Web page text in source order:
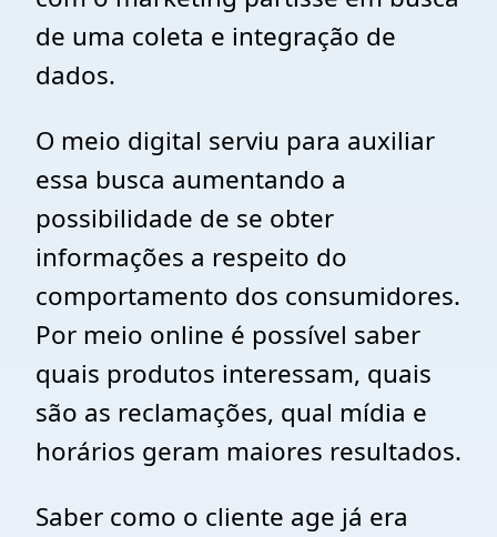
de uma coleta e integração de
dados.
O meio digital serviu para auxiliar
essa busca aumentando a
possibilidade de se obter
informações a respeito do
comportamento dos consumidores.
Por meio online é possível saber
quais produtos interessam, quais
são as reclamações, qual mídia e
horários geram maiores resultados.
Saber como o cliente age já era